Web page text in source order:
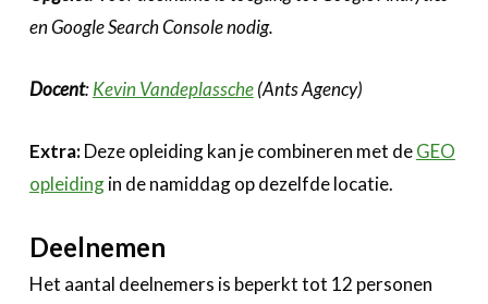
en Google Search Console nodig.
Docent:Kevin Vandeplassche(Ants Agency)
Extra:Deze opleiding kan je combineren met deGEO
opleidingin de namiddag op dezelfde locatie.
Deelnemen
Het aantal deelnemers is beperkt tot 12 personen